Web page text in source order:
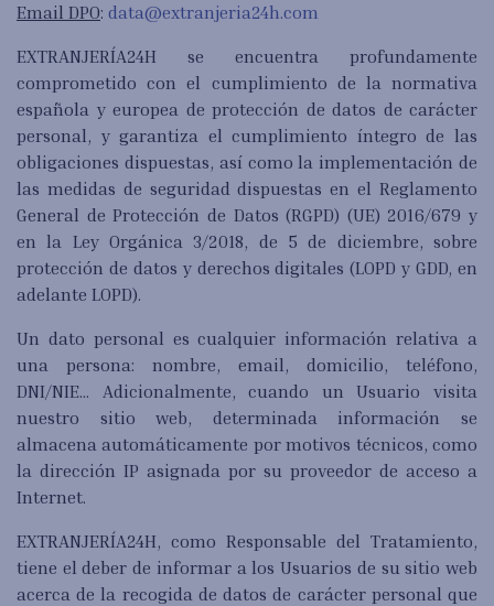
Email DPO: data@extranjeria24h.com
EXTRANJERÍA24H se encuentra profundamente
comprometido con el cumplimiento de la normativa
española y europea de protección de datos de carácter
personal, y garantiza el cumplimiento íntegro de las
obligaciones dispuestas, así como la implementación de
las medidas de seguridad dispuestas en el Reglamento
General de Protección de Datos (RGPD) (UE) 2016/679 y
en la Ley Orgánica 3/2018, de 5 de diciembre, sobre
protección de datos y derechos digitales (LOPD y GDD, en
adelante LOPD).
Un dato personal es cualquier información relativa a
una persona: nombre, email, domicilio, teléfono,
DNI/NIE… Adicionalmente, cuando un Usuario visita
nuestro sitio web, determinada información se
almacena automáticamente por motivos técnicos, como
la dirección IP asignada por su proveedor de acceso a
Internet.
EXTRANJERÍA24H, como Responsable del Tratamiento,
tiene el deber de informar a los Usuarios de su sitio web
acerca de la recogida de datos de carácter personal que